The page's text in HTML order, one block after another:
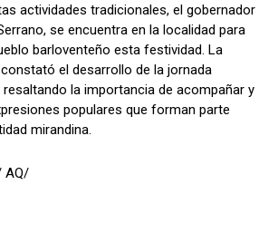
actividades tradicionales, el gobernador
se encuentra en la localidad para
barloventeño esta festividad. La
el desarrollo de la jornada
la importancia de acompañar y
populares que forman parte
mirandina.
AQ/